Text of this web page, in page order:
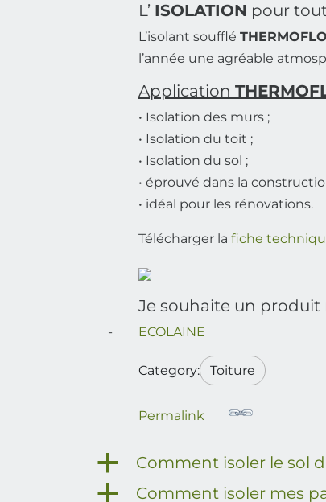
L’ ISOLATION pour
L’isolant soufflé
l’année une agréable
Application
• Isolation des murs ;
• Isolation du toit ;
• Isolation du sol ;
• éprouvé dans la
• idéal pour les rénovations.
Télécharger la fiche
Je souhaite un produit
ECOLAINE
Category: Toiture
Permalink
a Comment isoler le sol
a Comment isoler mes